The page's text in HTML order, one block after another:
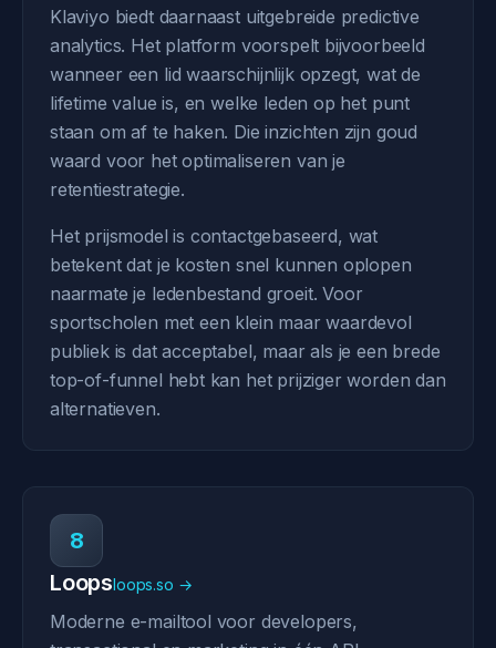
Klaviyo biedt daarnaast uitgebreide predictive
analytics. Het platform voorspelt bijvoorbeeld
wanneer een lid waarschijnlijk opzegt, wat de
lifetime value is, en welke leden op het punt
staan om af te haken. Die inzichten zijn goud
waard voor het optimaliseren van je
retentiestrategie.
Het prijsmodel is contactgebaseerd, wat
betekent dat je kosten snel kunnen oplopen
naarmate je ledenbestand groeit. Voor
sportscholen met een klein maar waardevol
publiek is dat acceptabel, maar als je een brede
top-of-funnel hebt kan het prijziger worden dan
alternatieven.
8
Loopsloops.so →
Moderne e-mailtool voor developers,